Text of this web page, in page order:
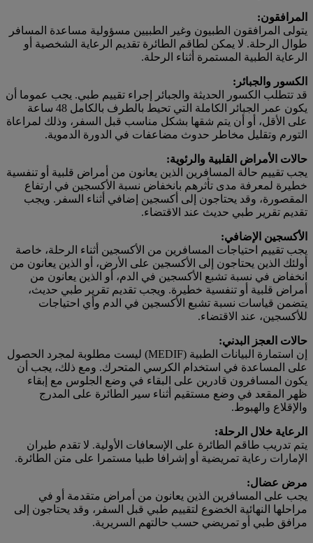
المرافقون:
يتولى المرافقون الطبيون وغير الطبيين مسؤولية مساعدة المسافر
طوال الرحلة. لا يمكن لطاقم الطائرة تقديم الرعاية الشخصية أو
الرعاية الطبية المستمرة أثناء الرحلة.
الكسور والجبائر:
قد تتطلب الكسور الحديثة والجبائر إجراء تقييم طبي. يجب عموما أن
يكون عمر الجبائر الكاملة التي تحيط بالطرف بالكامل 48 ساعة
على الأقل، أو أن يتم شقها بشكل مناسب قبل السفر، وذلك لمراعاة
التورم وتقليل مخاطر حدوث مضاعفات في الدورة الدموية.
حالات الأمراض القلبية والرئوية:
يجب تقييم حالة المسافرين الذين يعانون من أمراض قلبية أو تنفسية
خطيرة لمعرفة مدى تأثرهم بانخفاض نسبة الأكسجين في ارتفاع
المقصورة، وقد يحتاجون إلى أكسجين إضافي أثناء السفر. ويجب
تقديم تقرير طبي حديث عند الاقتضاء.
الأكسجين الإضافي:
يجب تقييم احتياجات المسافرين من الأكسجين أثناء الرحلة، خاصة
أولئك الذين يحتاجون إلى الأكسجين على الأرض، أو الذين يعانون من
انخفاض في نسبة تشبع الأكسجين في الدم، أو الذين يعانون من
أمراض قلبية أو تنفسية خطيرة. ويجب تقديم تقرير طبي حديث،
يتضمن قياسات نسبة تشبع الأكسجين في الدم وأي احتياجات
للأكسجين، عند الاقتضاء.
حالات العجز البدني:
إن استمارة البيانات الطبية (MEDIF) ليست مطلوبة لمجرد الحصول
على المساعدة في استخدام الكرسي المتحرك. ومع ذلك، يجب أن
يكون المسافرون قادرين على البقاء في وضع الجلوس مع إبقاء
ظهر المقعد في وضع مستقيم أثناء سير الطائرة على المدرج
والإقلاع والهبوط.
الرعاية خلال الرحلة:
يتم تدريب طاقم الطائرة على الإسعافات الأولية. لا تقدم طيران
الإمارات رعاية تمريضية أو إشرافا طبيا مستمرا على متن الطائرة.
مرض عضال:
يجب على المسافرين الذين يعانون من أمراض متقدمة أو في
مراحلها النهائية الخضوع لتقييم طبي قبل السفر، وقد يحتاجون إلى
مرافق طبي أو تمريضي حسب حالتهم السريرية.